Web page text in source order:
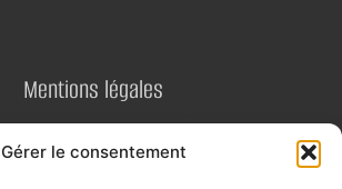
Gérer le consentement
Mentions légales
Politique de confidentialité